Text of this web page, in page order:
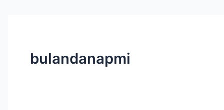
bulandanapmi